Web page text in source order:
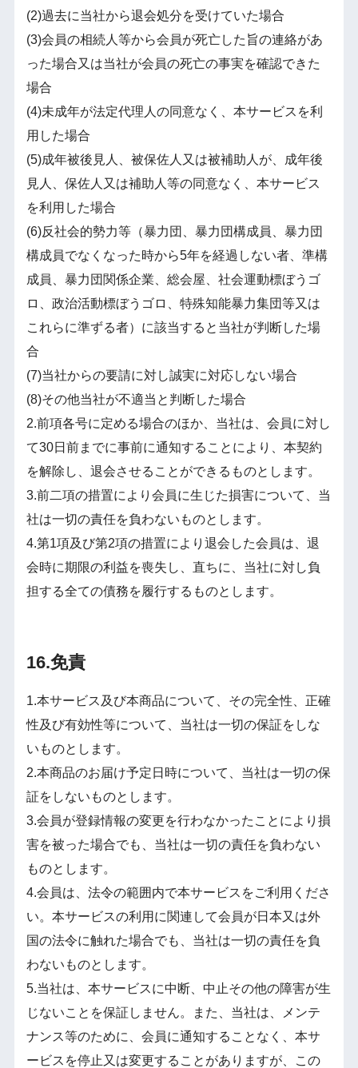
(2)過去に当社から退会処分を受けていた場合
(3)会員の相続人等から会員が死亡した旨の連絡があ
った場合又は当社が会員の死亡の事実を確認できた
場合
(4)未成年が法定代理人の同意なく、本サービスを利
用した場合
(5)成年被後見人、被保佐人又は被補助人が、成年後
見人、保佐人又は補助人等の同意なく、本サービス
を利用した場合
(6)反社会的勢力等（暴力団、暴力団構成員、暴力団
構成員でなくなった時から5年を経過しない者、準構
成員、暴力団関係企業、総会屋、社会運動標ぼうゴ
ロ、政治活動標ぼうゴロ、特殊知能暴力集団等又は
これらに準ずる者）に該当すると当社が判断した場
合
(7)当社からの要請に対し誠実に対応しない場合
(8)その他当社が不適当と判断した場合
2.前項各号に定める場合のほか、当社は、会員に対し
て30日前までに事前に通知することにより、本契約
を解除し、退会させることができるものとします。
3.前二項の措置により会員に生じた損害について、当
社は一切の責任を負わないものとします。
4.第1項及び第2項の措置により退会した会員は、退
会時に期限の利益を喪失し、直ちに、当社に対し負
担する全ての債務を履行するものとします。
16.免責
1.本サービス及び本商品について、その完全性、正確
性及び有効性等について、当社は一切の保証をしな
いものとします。
2.本商品のお届け予定日時について、当社は一切の保
証をしないものとします。
3.会員が登録情報の変更を行わなかったことにより損
害を被った場合でも、当社は一切の責任を負わない
ものとします。
4.会員は、法令の範囲内で本サービスをご利用くださ
い。本サービスの利用に関連して会員が日本又は外
国の法令に触れた場合でも、当社は一切の責任を負
わないものとします。
5.当社は、本サービスに中断、中止その他の障害が生
じないことを保証しません。また、当社は、メンテ
ナンス等のために、会員に通知することなく、本サ
ービスを停止又は変更することがありますが、この